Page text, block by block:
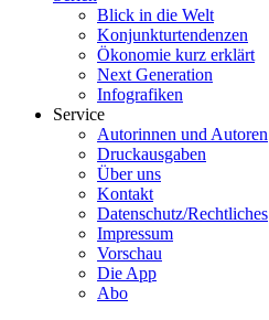
Blick in die Welt
Konjunkturtendenzen
Ökonomie kurz erklärt
Next Generation
Infografiken
Service
Autorinnen und Autoren
Druckausgaben
Über uns
Kontakt
Datenschutz/Rechtliches
Impressum
Vorschau
Die App
Abo